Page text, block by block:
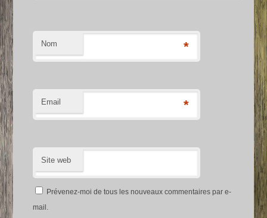
Nom *
Email *
Site web
Prévenez-moi de tous les nouveaux commentaires par e-
mail.